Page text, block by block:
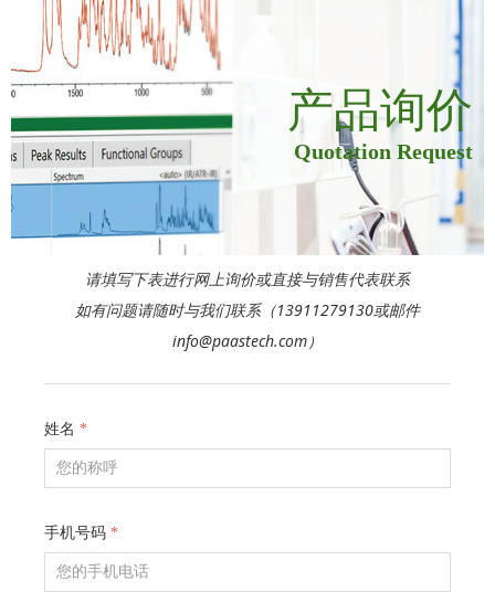
产品询价
Quotation Request
请填写下表进行网上询价或直接与销售代表联系
如有问题请随时与我们联系（13911279130或邮件
info@paastech.com）
姓名 *
手机号码 *